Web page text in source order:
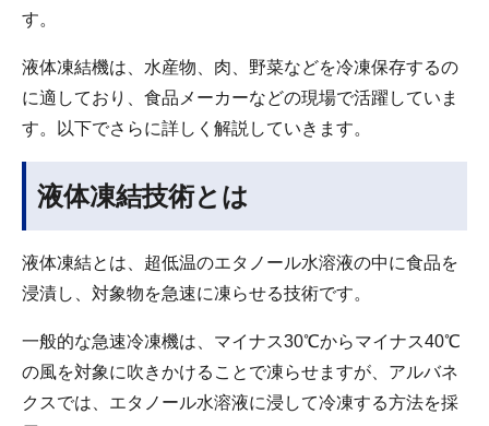
す。
液体凍結機は、水産物、肉、野菜などを冷凍保存するの
に適しており、食品メーカーなどの現場で活躍していま
す。以下でさらに詳しく解説していきます。
液体凍結技術とは
液体凍結とは、超低温のエタノール水溶液の中に食品を
浸漬し、対象物を急速に凍らせる技術です。
一般的な急速冷凍機は、マイナス30℃からマイナス40℃
の風を対象に吹きかけることで凍らせますが、アルバネ
クスでは、エタノール水溶液に浸して冷凍する方法を採